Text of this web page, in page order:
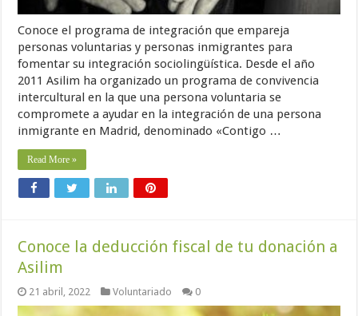
Conoce el programa de integración que empareja
personas voluntarias y personas inmigrantes para
fomentar su integración sociolingüística. Desde el año
2011 Asilim ha organizado un programa de convivencia
intercultural en la que una persona voluntaria se
compromete a ayudar en la integración de una persona
inmigrante en Madrid, denominado «Contigo …
Read More »
Conoce la deducción fiscal de tu donación a
Asilim
21 abril, 2022 Voluntariado 0